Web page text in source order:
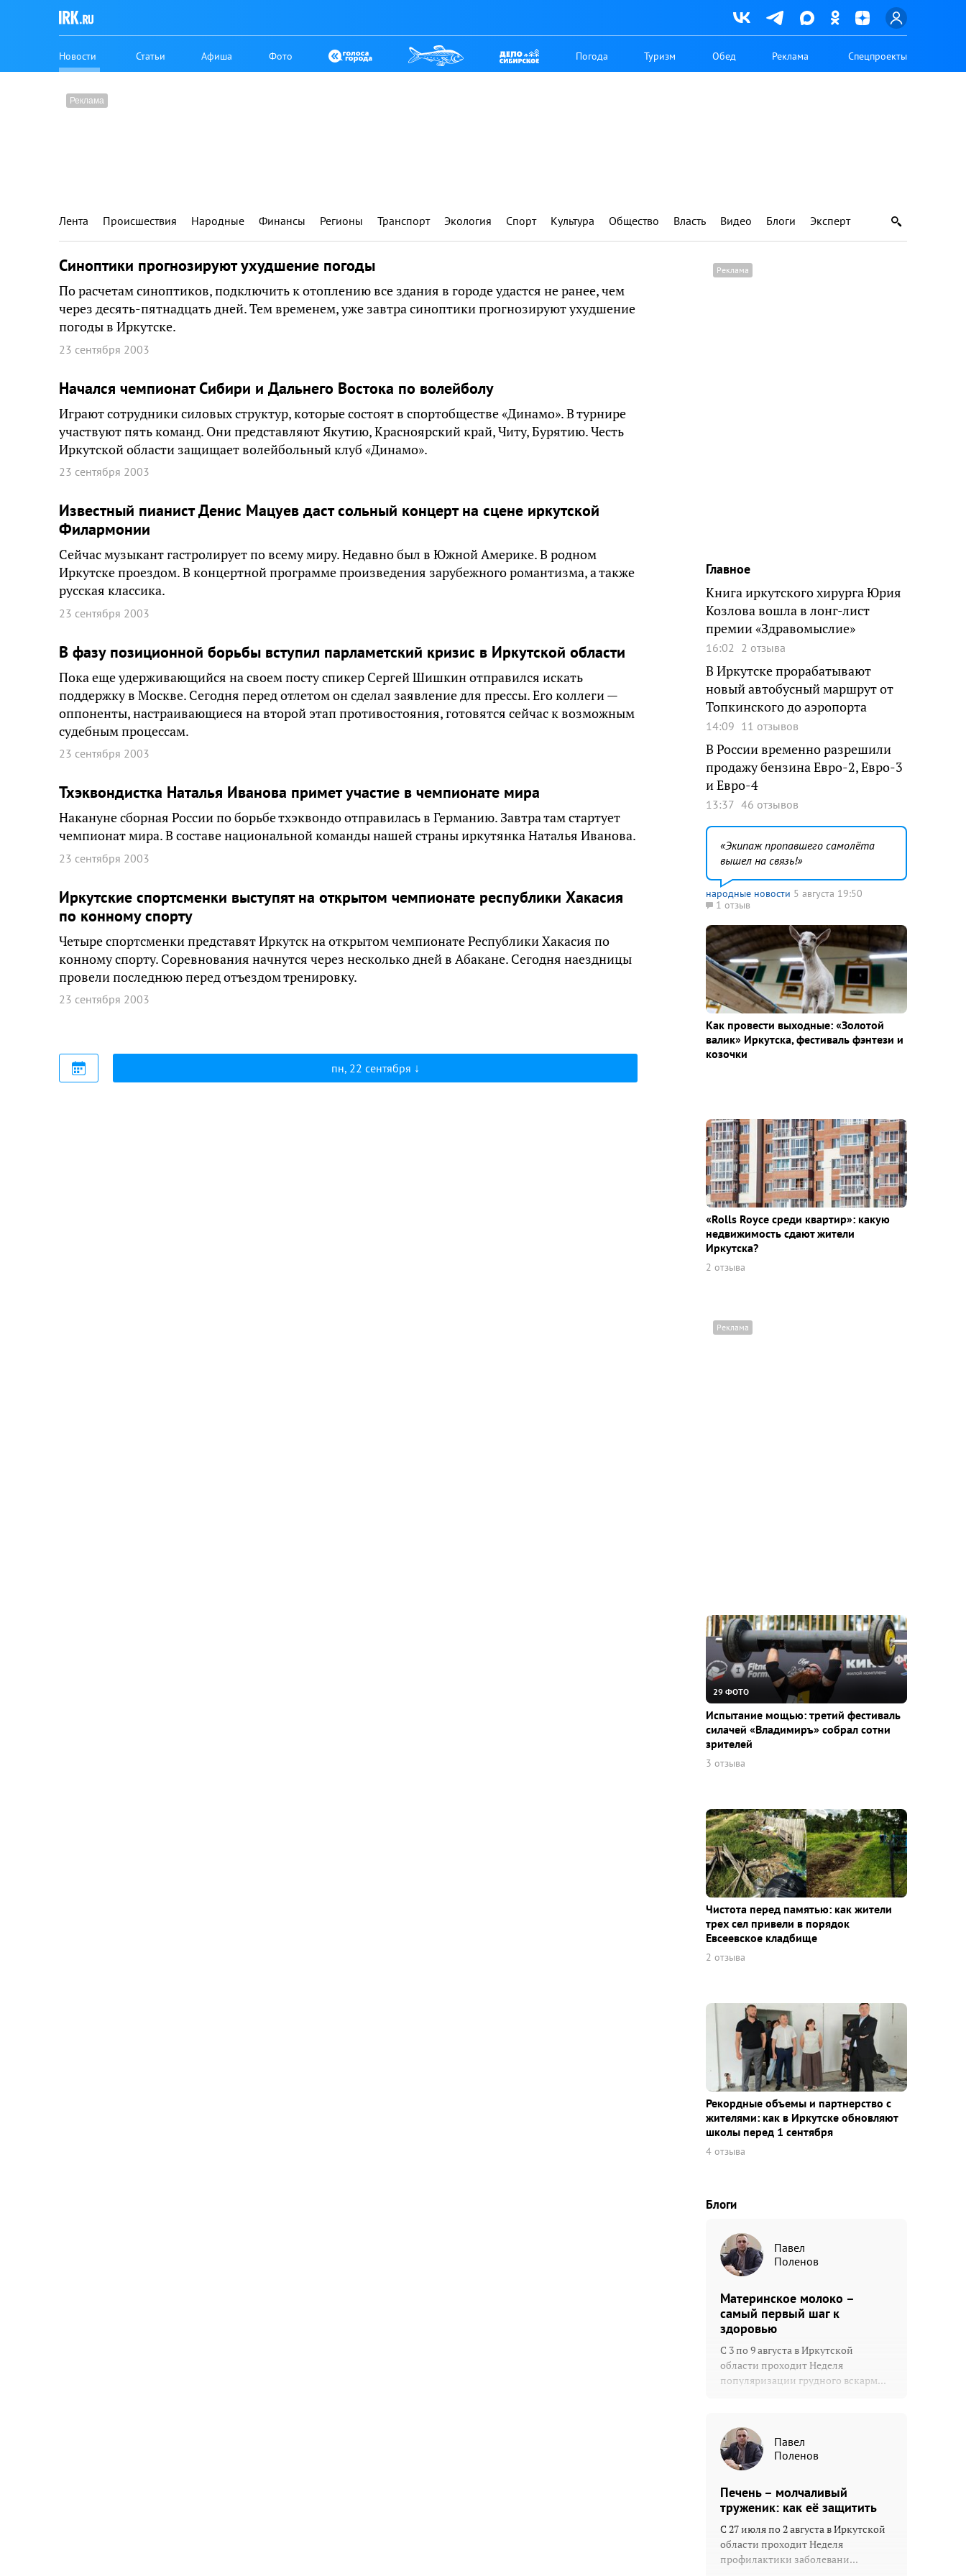
Новости Статьи Афиша Фото Погода Туризм Обед Реклама Спецпроекты
Лента Происшествия Народные Финансы Регионы Транспорт Экология Спорт Культура Общество Власть Видео Блоги Эксперт
Синоптики прогнозируют ухудшение погоды
По расчетам синоптиков, подключить к отоплению все здания в городе удастся не ранее, чем
через десять-пятнадцать дней. Тем временем, уже завтра синоптики прогнозируют ухудшение
погоды в Иркутске.
23 сентября 2003
Начался чемпионат Сибири и Дальнего Востока по волейболу
Играют сотрудники силовых структур, которые состоят в спортобществе «Динамо». В турнире
участвуют пять команд. Они представляют Якутию, Красноярский край, Читу, Бурятию. Честь
Иркутской области защищает волейбольный клуб «Динамо».
23 сентября 2003
Известный пианист Денис Мацуев даст сольный концерт на сцене иркутской
Филармонии
Сейчас музыкант гастролирует по всему миру. Недавно был в Южной Америке. В родном
Иркутске проездом. В концертной программе произведения зарубежного романтизма, а также
русская классика.
23 сентября 2003
В фазу позиционной борьбы вступил парламетский кризис в Иркутской области
Пока еще удерживающийся на своем посту спикер Сергей Шишкин отправился искать
поддержку в Москве. Сегодня перед отлетом он сделал заявление для прессы. Его коллеги —
оппоненты, настраивающиеся на второй этап противостояния, готовятся сейчас к возможным
судебным процессам.
23 сентября 2003
Тхэквондистка Наталья Иванова примет участие в чемпионате мира
Накануне сборная России по борьбе тхэквондо отправилась в Германию. Завтра там стартует
чемпионат мира. В составе национальной команды нашей страны иркутянка Наталья Иванова.
23 сентября 2003
Иркутские спортсменки выступят на открытом чемпионате республики Хакасия
по конному спорту
Четыре спортсменки представят Иркутск на открытом чемпионате Республики Хакасия по
конному спорту. Соревнования начнутся через несколько дней в Абакане. Сегодня наездницы
провели последнюю перед отъездом тренировку.
23 сентября 2003
пн, 22 сентября
Главное
Книга иркутского хирурга Юрия
Козлова вошла в лонг-лист
премии «Здравомыслие»
16:02 2 отзыва
В Иркутске прорабатывают
новый автобусный маршрут от
Топкинского до аэропорта
14:09 11 отзывов
В России временно разрешили
продажу бензина Евро-2, Евро-3
и Евро-4
13:37 46 отзывов
Экипаж пропавшего самолёта
вышел на связь!
народные новости 5 августа 19:50
1 отзыв
Как провести выходные: «Золотой
валик» Иркутска, фестиваль фэнтези и
козочки
«Rolls Royce среди квaртир»: какую
недвижимость сдают жители
Иркутска?
2 отзыва
29 ФОТО
Испытание мощью: третий фестиваль
силачей «Владимиръ» собрал сотни
зрителей
3 отзыва
Чистота перед памятью: как жители
трех сел привели в порядок
Евсеевское кладбище
2 отзыва
Рекордные объемы и партнерство с
жителями: как в Иркутске обновляют
школы перед 1 сентября
4 отзыва
Блоги
Павел
Поленов
Материнское молоко –
самый первый шаг к
здоровью
С 3 по 9 августа в Иркутской
области проходит Неделя
популяризации грудного вскарм...
Павел
Поленов
Печень – молчаливый
труженик: как её защитить
С 27 июля по 2 августа в Иркутской
области проходит Неделя
профилактики заболевани...